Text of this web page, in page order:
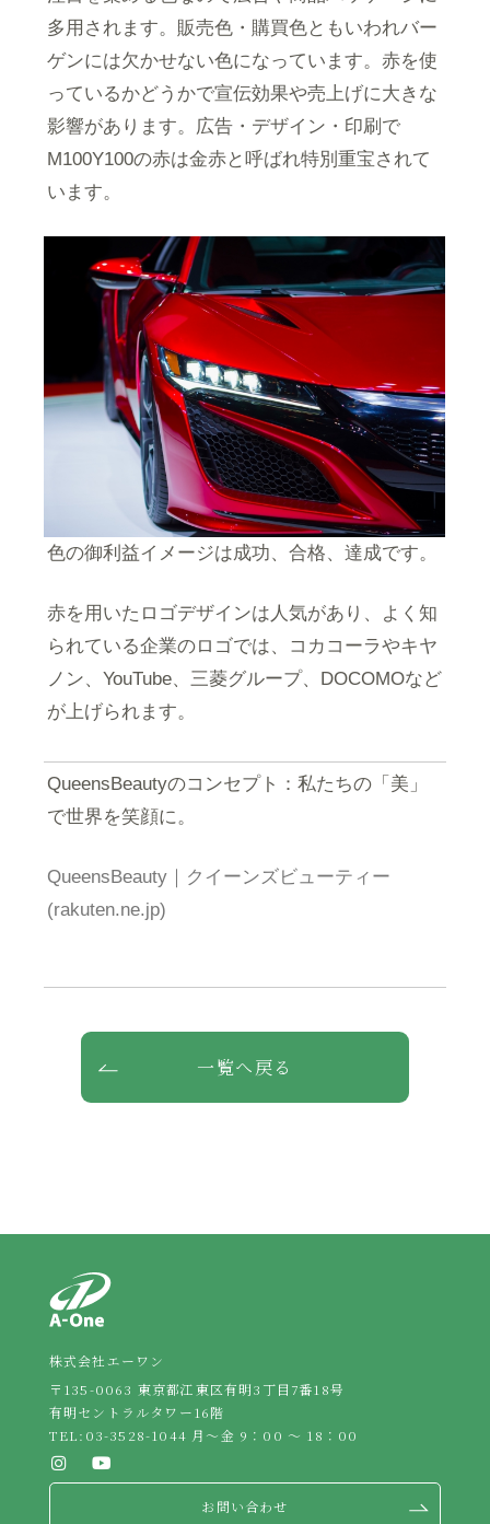
多用されます。販売色・購買色ともいわれバー
ゲンには欠かせない色になっています。赤を使
っているかどうかで宣伝効果や売上げに大きな
影響があります。広告・デザイン・印刷で
M100Y100の赤は金赤と呼ばれ特別重宝されて
います。
色の御利益イメージは成功、合格、達成です。
赤を用いたロゴデザインは人気があり、よく知
られている企業のロゴでは、コカコーラやキヤ
ノン、YouTube、三菱グループ、DOCOMOなど
が上げられます。
QueensBeautyのコンセプト：私たちの「美」
で世界を笑顔に。
QueensBeauty｜クイーンズビューティー
(rakuten.ne.jp)
一覧へ戻る
株式会社エーワン
〒135-0063 東京都江東区有明3丁目7番18号
有明セントラルタワー16階
TEL: 03-3528-1044 月～金 9：00 ～ 18：00
お問い合わせ